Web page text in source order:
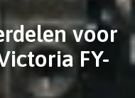
voor
FY-